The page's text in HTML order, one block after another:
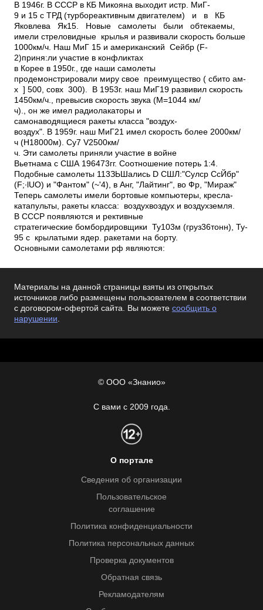
В 1946г. В СССР в КБ Микояна выходит истр. МиГ­
9 и 15 с ТРД (турбореактивным двигателем) и в КБ
Яковлева Як­15. Новые самолеты были обтекаемы,
имели стреловидные крылья и развивали скорость больше
1000км/ч. Наш МиГ ­15 и американский Сейбр (F­
2)приня:ли участие в конфликтах
в Корее в 1950г., где наши самолеты
продемонстрировали миру свое преимущество ( сбито ам­
х ­ ] 500, сов­х ­ 300). В 1953г. наш МиГ­19 развивил скорость
1450км/ч., превысив скорость звука (М=1044 км/
ч)., он же имел радиолакаторы и
самонаводящиеся ракеты класса "воздух­
воздух". В 1959г. наш МиГ­21 имел скорость более 2000км/
ч (Н­18000м). Су­7 V­2500км/
ч. Эти самолеты приняли участие в войне
Вьетнама с США 1964­73гг. Соотношение потерь 1:4.
Подобные самолеты 113ЗЬШались D СШЛ:"Сулср СсЙбр"
(F;∙lUО) и "Фантом" (~'­4), в Анг,­ "Лайтинг", во Фр, "Мираж"
Теперь самолеты имели бортовые компьютеры, кресла­
катапульты, ракеты класса: воздух­воздух и воздух­земля.
В СССР появляются и рективные
стратегические бомбордировщики Ту­103м (груз­36тонн), Ту­
95 с крылатыми ядер. ракетами на борту.
Основными самолетами рф являются:
Материалы на данной страницы взяты из открытых
источников либо размещены пользователем в соответствии
с договором-офертой сайта. Вы можете сообщить о
нарушении.
© ООО «Знанио»
С вами с 2009 года.
О портале
Сведения об организации
Пользовательское
соглашение
Политика конфиденциальности
Политика персональных данных
Проверка документов
Обратная связь
Рекламодателям